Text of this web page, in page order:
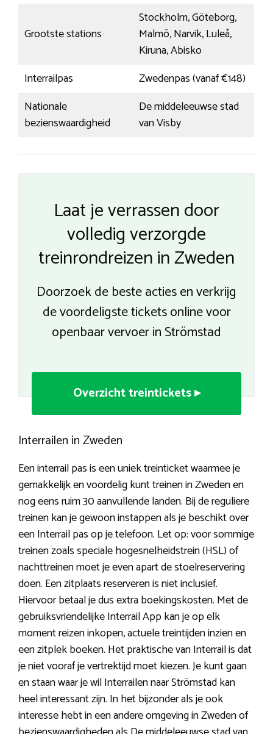
Grootste stations
Stockholm, Göteborg,
Malmö, Narvik, Luleå,
Kiruna, Abisko
Interrailpas
Zwedenpas (vanaf €148)
Nationale
bezienswaardigheid
De middeleeuwse stad
van Visby
Laat je verrassen door
volledig verzorgde
treinrondreizen in Zweden
Doorzoek de beste acties en verkrijg
de voordeligste tickets online voor
openbaar vervoer in Strömstad
Overzicht treintickets ▸
Interrailen in Zweden
Een interrail pas is een uniek treinticket waarmee je
gemakkelijk en voordelig kunt treinen in Zweden en
nog eens ruim 30 aanvullende landen. Bij de reguliere
treinen kan je gewoon instappen als je beschikt over
een Interrail pas op je telefoon. Let op: voor sommige
treinen zoals speciale hogesnelheidstrein (HSL) of
nachttreinen moet je even apart de stoelreservering
doen. Een zitplaats reserveren is niet inclusief.
Hiervoor betaal je dus extra boekingskosten. Met de
gebruiksvriendelijke Interrail App kan je op elk
moment reizen inkopen, actuele treintijden inzien en
een zitplek boeken. Het praktische van Interrail is dat
je niet vooraf je vertrektijd moet kiezen. Je kunt gaan
en staan waar je wil Interrailen naar Strömstad kan
heel interessant zijn. In het bijzonder als je ook
interesse hebt in een andere omgeving in Zweden of